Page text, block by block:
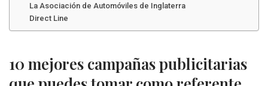
La Asociación de Automóviles de Inglaterra
Direct Line
10 mejores campañas publicitarias